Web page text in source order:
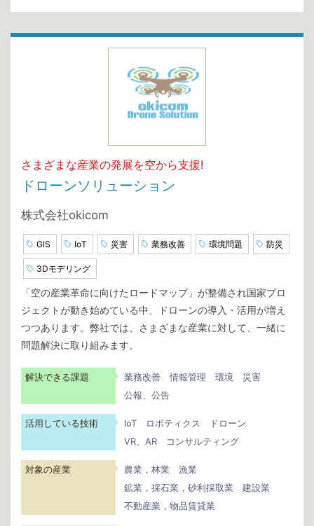
さまざまな産業の発展を空から支援!
ドローンソリューション
株式会社okicom
GIS IoT 災害 業務改善 環境問題 防災
3Dモデリング
「空の産業革命に向けたロードマップ」が整備され国家プロ
ジェクトが動き始めている中、ドローンの導入・活用が増え
つつあります。弊社では、さまざまな産業に対して、一緒に
問題解決に取り組みます。
解決できる課題 業務改善 情報管理 環境
災害
公報、公告
活用している技術 IoT ロボティクス
ドローン
VR、AR
コンサルティング
対象の産業 農業，林業
漁業
鉱業，採石業，砂利採取業
建設業
不動産業，物品賃貸業